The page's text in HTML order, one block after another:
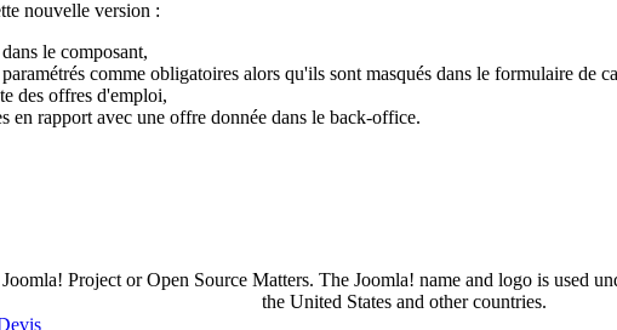
nouvelle version :
le composant,
comme obligatoires alors qu'ils sont masqués dans le formulaire de
des offres d'emploi,
en rapport avec une offre donnée dans le back-office.
Project or Open Source Matters. The Joomla! name and logo is used
the United States and other countries.